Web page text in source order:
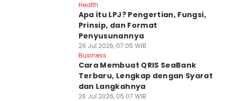
Health
Apa itu LPJ? Pengertian, Fungsi,
Prinsip, dan Format
Penyusunannya
26 Jul 2026, 07:05 WIB
Business
Cara Membuat QRIS SeaBank
Terbaru, Lengkap dengan Syarat
dan Langkahnya
26 Jul 2026, 05:07 WIB